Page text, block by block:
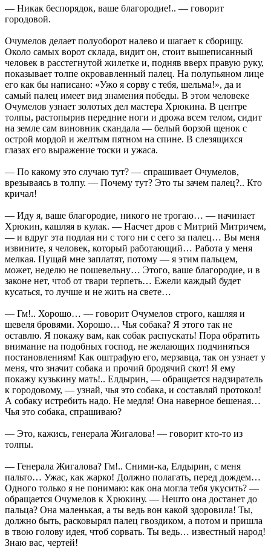
— Никак беспорядок, ваше благородие!.. — говорит
городовой.
Очумелов делает полуоборот налево и шагает к сборищу.
Около самых ворот склада, видит он, стоит вышеписанный
человек в расстегнутой жилетке и, подняв вверх правую руку,
показывает толпе окровавленный палец. На полупьяном лице
его как бы написано: «Ужо я сорву с тебя, шельма!», да и
самый палец имеет вид знамения победы. В этом человеке
Очумелов узнает золотых дел мастера Хрюкина. В центре
толпы, растопырив передние ноги и дрожа всем телом, сидит
на земле сам виновник скандала — белый борзой щенок с
острой мордой и желтым пятном на спине. В слезящихся
глазах его выражение тоски и ужаса.
— По какому это случаю тут? — спрашивает Очумелов,
врезываясь в толпу. — Почему тут? Это ты зачем палец?.. Кто
кричал!
— Иду я, ваше благородие, никого не трогаю… — начинает
Хрюкин, кашляя в кулак. — Насчет дров с Митрий Митричем,
— и вдруг эта подлая ни с того ни с сего за палец… Вы меня
извините, я человек, который работающий… Работа у меня
мелкая. Пущай мне заплатят, потому — я этим пальцем,
может, неделю не пошевельну… Этого, ваше благородие, и в
законе нет, чтоб от твари терпеть… Ежели каждый будет
кусаться, то лучше и не жить на свете…
— Гм!.. Хорошо… — говорит Очумелов строго, кашляя и
шевеля бровями. Хорошо… Чья собака? Я этого так не
оставлю. Я покажу вам, как собак распускать! Пора обратить
внимание на подобных господ, не желающих подчиняться
постановлениям! Как оштрафую его, мерзавца, так он узнает у
меня, что значит собака и прочий бродячий скот! Я ему
покажу кузькину мать!.. Елдырин, — обращается надзиратель
к городовому, — узнай, чья это собака, и составляй протокол!
А собаку истребить надо. Не медля! Она наверное бешеная…
Чья это собака, спрашиваю?
— Это, кажись, генерала Жигалова! — говорит кто-то из
толпы.
— Генерала Жигалова? Гм!.. Сними-ка, Елдырин, с меня
пальто… Ужас, как жарко! Должно полагать, перед дождем…
Одного только я не понимаю: как она могла тебя укусить? —
обращается Очумелов к Хрюкину. — Нешто она достанет до
пальца? Она маленькая, а ты ведь вон какой здоровила! Ты,
должно быть, расковырял палец гвоздиком, а потом и пришла
в твою голову идея, чтоб сорвать. Ты ведь… известный народ!
Знаю вас, чертей!